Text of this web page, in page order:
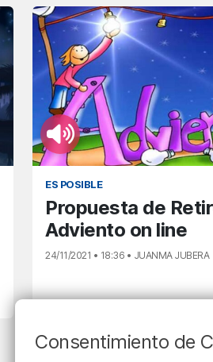
ES POSIBLE
Propuesta de
Adviento on line
24/11/2021 • 18:36 • JUANMA JUBERA
Consentimiento de